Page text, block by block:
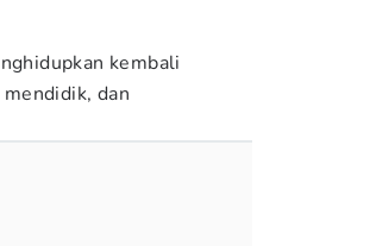
kembali
dan